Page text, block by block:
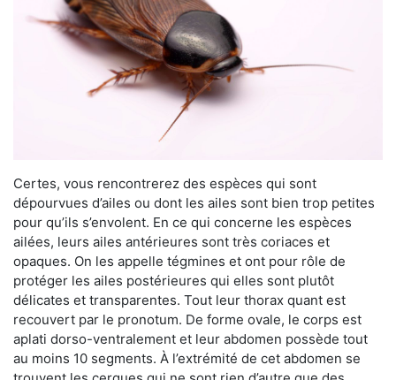
Certes, vous rencontrerez des espèces qui sont
dépourvues d’ailes ou dont les ailes sont bien trop petites
pour qu’ils s’envolent. En ce qui concerne les espèces
ailées, leurs ailes antérieures sont très coriaces et
opaques. On les appelle tégmines et ont pour rôle de
protéger les ailes postérieures qui elles sont plutôt
délicates et transparentes. Tout leur thorax quant est
recouvert par le pronotum. De forme ovale, le corps est
aplati dorso-ventralement et leur abdomen possède tout
au moins 10 segments. À l’extrémité de cet abdomen se